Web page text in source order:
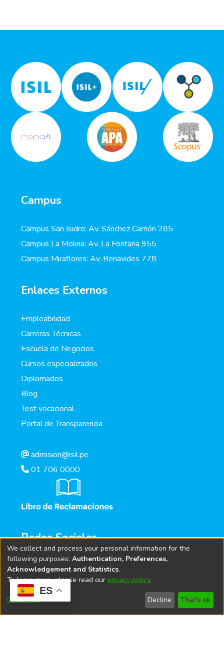
ES
Campus
Campus San Isidro: Av. Sánchez Carrión 285
Campus La Molina: Av. La Fontana 955
Campus Miraflores: Av. Benavides 778
Enlaces Externos
Empleabilidad
Carreras Técnicas
Escuela de Negocios
Cursos especializados
Diplomados
Blog
Test vocacional
Portal de Transparencia
admision@isil.pe
01 706 0000
Redes Sociales
We collect and process your personal information for the
following purposes: Authentication, Preferences,
Acknowledgement and Statistics.
To learn more, please read our privacy policy.
Customize Decline That's ok